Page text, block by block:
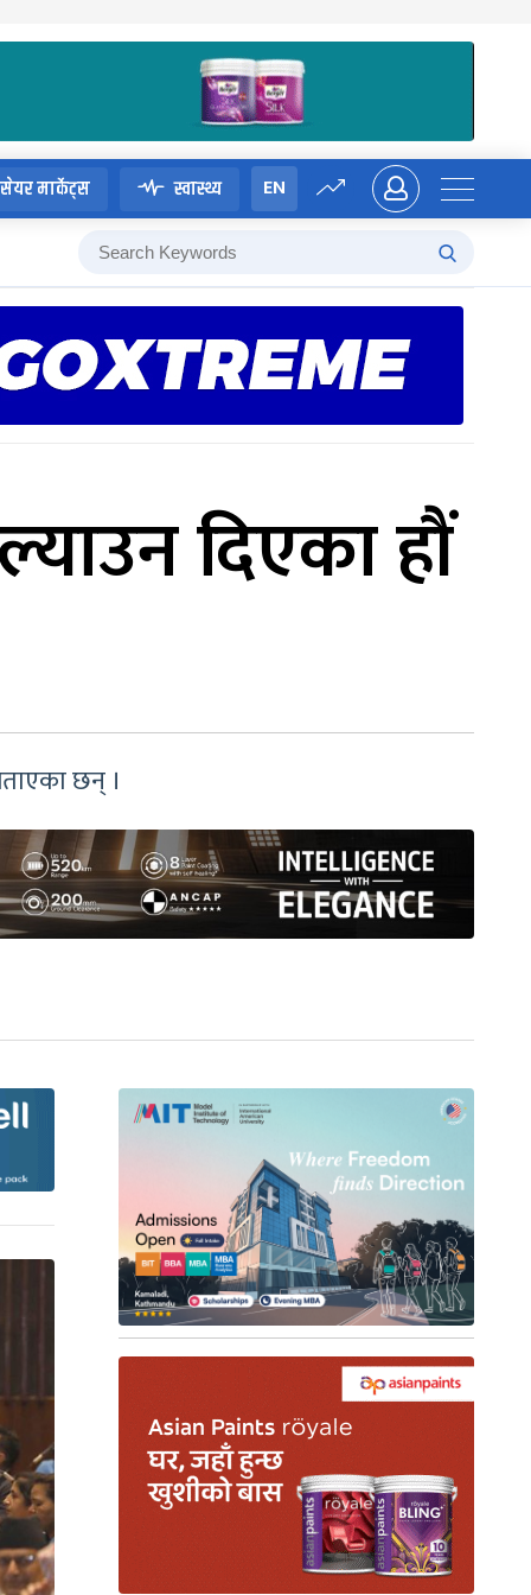
सेयर मार्केट्स स्वास्थ्य EN
दिएका हौं
छन् ।